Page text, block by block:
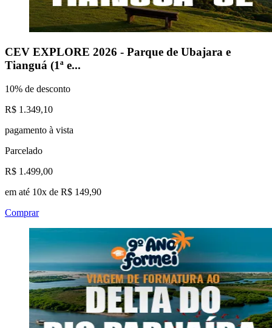
CEV EXPLORE 2026 - Parque de Ubajara e
Tianguá (1ª e...
10% de desconto
R$ 1.349,10
pagamento à vista
Parcelado
R$ 1.499,00
em até 10x de R$ 149,90
Comprar